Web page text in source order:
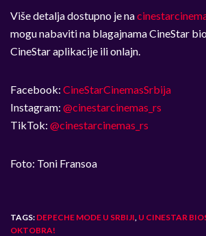
Više detalja dostupno je na
mogu nabaviti na blagajnama CineStar
CineStar aplikacije ili onlajn.
Facebook: CineStarCinemasSrbija
Instagram: @cinestarcinemas_rs
TikTok: @cinestarcinemas_rs
Foto: Toni Fransoa
TAGS: DEPECHE MODE U SRBIJI, U CINESTAR
OKTOBRA!